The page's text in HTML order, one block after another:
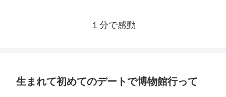
１分で感動
生まれて初めてのデートで博物館行って